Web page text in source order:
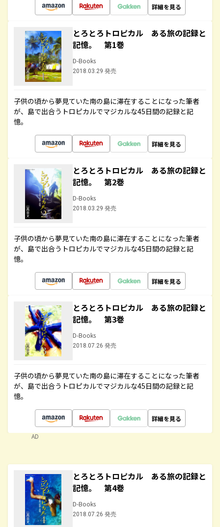
詳細を見る
とろとろトロピカル ある旅の記録と
記憶。 第1巻
D-Books
2018.03.29 発売
子供の頃から夢見ていた南の島に滞在することになった筆者
が、島で出合うトロピカルでマジカルな45日間の記録と記
憶。
詳細を見る
とろとろトロピカル ある旅の記録と
記憶。 第2巻
D-Books
2018.03.29 発売
子供の頃から夢見ていた南の島に滞在することになった筆者
が、島で出合うトロピカルでマジカルな45日間の記録と記
憶。
詳細を見る
とろとろトロピカル ある旅の記録と
記憶。 第3巻
D-Books
2018.07.26 発売
子供の頃から夢見ていた南の島に滞在することになった筆者
が、島で出合うトロピカルでマジカルな45日間の記録と記
憶。
詳細を見る
AD
とろとろトロピカル ある旅の記録と
記憶。 第4巻
D-Books
2018.07.26 発売